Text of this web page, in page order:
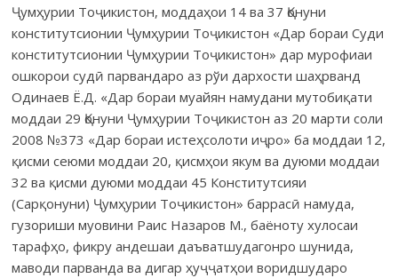
Ҷумҳурии Тоҷикистон, моддаҳои 14 ва 37 Қонуни
конститутсионии Ҷумҳурии Тоҷикистон «Дар бораи Суди
конститутсионии Ҷумҳурии Тоҷикистон» дар мурофиаи
ошкорои судӣ парвандаро аз рўи дархости шаҳрванд
Одинаев Ё.Д. «Дар бораи муайян намудани мутобиқати
моддаи 29 Қонуни Ҷумҳурии Тоҷикистон аз 20 марти соли
2008 №373 «Дар бораи истеҳсолоти иҷро» ба моддаи 12,
қисми сеюми моддаи 20, қисмҳои якум ва дуюми моддаи
32 ва қисми дуюми моддаи 45 Конститутсияи
(Сарқонуни) Ҷумҳурии Тоҷикистон» баррасӣ намуда,
гузориши муовини Раис Назаров М., баёноту хулосаи
тарафҳо, фикру андешаи даъватшудагонро шунида,
маводи парванда ва дигар ҳуҷҷатҳои воридшударо